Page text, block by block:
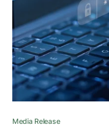
Media Release